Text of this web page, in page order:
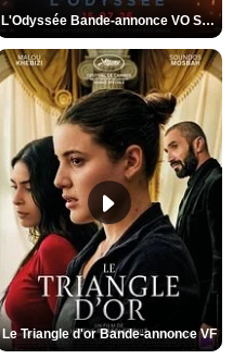
L'Odyssée Bande-annonce VO STFR
Le Triangle d'or Bande-annonce VF